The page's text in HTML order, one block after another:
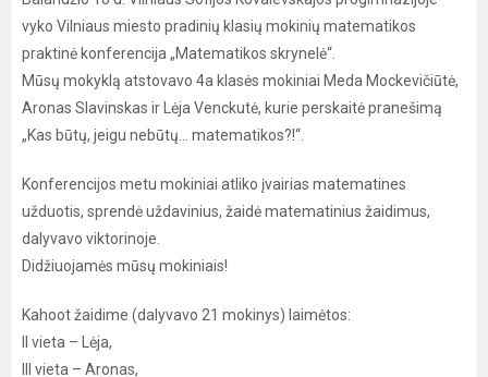
vyko Vilniaus miesto pradinių klasių mokinių matematikos
praktinė konferencija „Matematikos skrynelė“.
Mūsų mokyklą atstovavo 4a klasės mokiniai Meda Mockevičiūtė,
Aronas Slavinskas ir Lėja Venckutė, kurie perskaitė pranešimą
„Kas būtų, jeigu nebūtų... matematikos?!“.
Konferencijos metu mokiniai atliko įvairias matematines
užduotis, sprendė uždavinius, žaidė matematinius žaidimus,
dalyvavo viktorinoje.
Didžiuojamės mūsų mokiniais!
Kahoot žaidime (dalyvavo 21 mokinys) laimėtos:
II vieta – Lėja,
III vieta – Aronas,